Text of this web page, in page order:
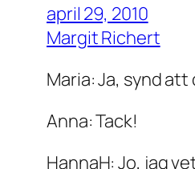
april 29, 2010
Margit Richert
Maria: Ja, synd
Anna: Tack!
HannaH: Jo, jag